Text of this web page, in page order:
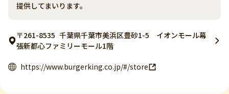
提供してまいります。
〒261-8535 千葉県千葉市美浜区豊砂1-5 イオンモール幕
張新都心ファミリーモール1階
https://www.burgerking.co.jp/#/store